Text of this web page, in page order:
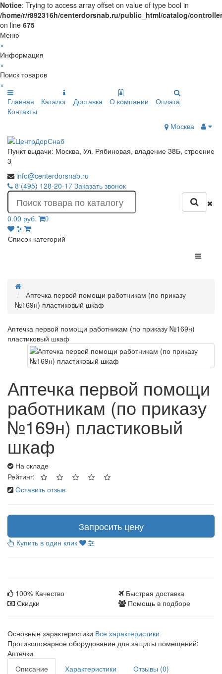
Notice: Trying to access array offset on value of type bool in
/home/r/r892316h/centerdorsnab.ru/public_html/catalog/
on line 675
Меню
×
Информация
×
Поиск товаров
×
Главная
Каталог Доставка О компании
Оплата
Контакты
Москва
Пункт выдачи: Москва, Ул. Рябиновая, владение 38Б, строение
3
info@centerdorsnab.ru
8 (495) 128-20-17 Заказать звонок
0.00 руб. 0
Список категорий
Аптечка первой помощи работникам (по приказу
№169н) пластиковый шкаф
Аптечка первой помощи работникам (по приказу №169н)
пластиковый шкаф
Аптечка первой помощи
работникам (по приказу
№169н) пластиковый
шкаф
На складе
Рейтинг:
Оставить отзыв
Запросить цену
Купить в один клик
100% Качество
Быстрая доставка
Скидки
Помощь в подборе
Основные характеристики Все характеристики
Противопожарное оборудование для защиты помещений:
Аптечки
Описание
Характеристики Отзывы (0)